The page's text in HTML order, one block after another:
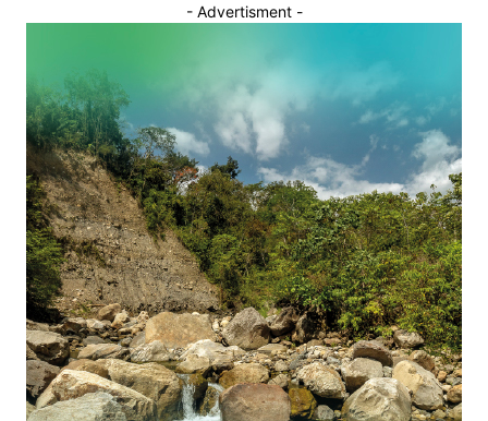
- Advertisment -